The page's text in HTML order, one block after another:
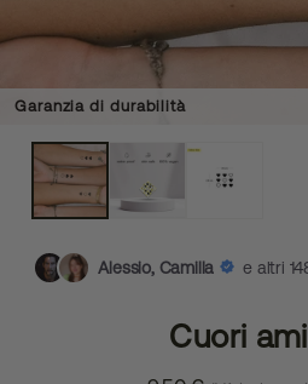
Garanzia di durabilità
Alessio, Camilla e altri
Cuori